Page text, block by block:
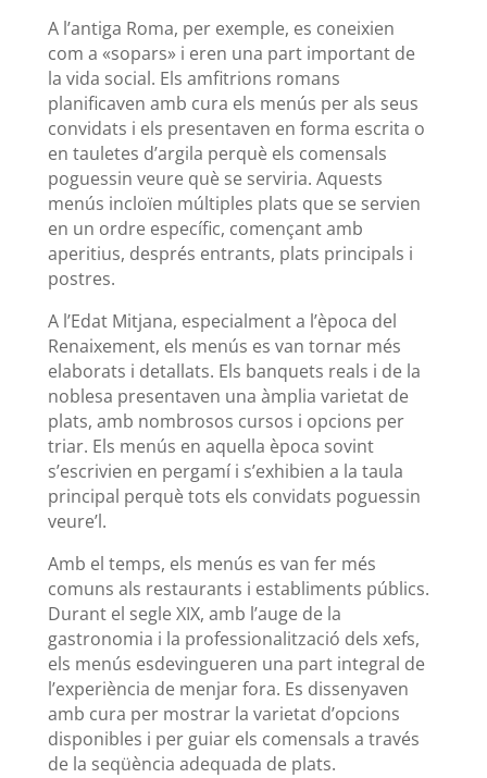
A l’antiga Roma, per exemple, es coneixien
com a «sopars» i eren una part important de
la vida social. Els amfitrions romans
planificaven amb cura els menús per als seus
convidats i els presentaven en forma escrita o
en tauletes d’argila perquè els comensals
poguessin veure què se serviria. Aquests
menús incloïen múltiples plats que se servien
en un ordre específic, començant amb
aperitius, després entrants, plats principals i
postres.
A l’Edat Mitjana, especialment a l’època del
Renaixement, els menús es van tornar més
elaborats i detallats. Els banquets reals i de la
noblesa presentaven una àmplia varietat de
plats, amb nombrosos cursos i opcions per
triar. Els menús en aquella època sovint
s’escrivien en pergamí i s’exhibien a la taula
principal perquè tots els convidats poguessin
veure’l.
Amb el temps, els menús es van fer més
comuns als restaurants i establiments públics.
Durant el segle XIX, amb l’auge de la
gastronomia i la professionalització dels xefs,
els menús esdevingueren una part integral de
l’experiència de menjar fora. Es dissenyaven
amb cura per mostrar la varietat d’opcions
disponibles i per guiar els comensals a través
de la seqüència adequada de plats.